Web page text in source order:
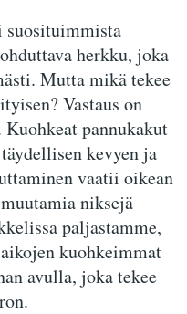
suosituimmista
herkku, joka
Mutta mikä tekee
Vastaus on
pannukakut
kevyen ja
vaatii oikean
niksejä
paljastamme,
kuohkeimmat
avulla, joka tekee